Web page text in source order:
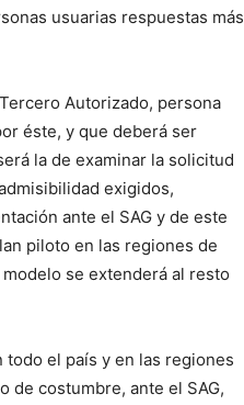
usuarias respuestas más
Autorizado, persona
éste, y que deberá ser
la de examinar la solicitud
exigidos,
ante el SAG y de este
piloto en las regiones de
se extenderá al resto
el país y en las regiones
de costumbre, ante el SAG,